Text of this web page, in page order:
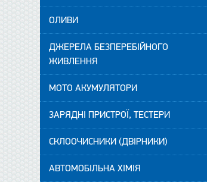
ОЛИВИ
ДЖЕРЕЛА БЕЗПЕРЕБІЙНОГО
ЖИВЛЕННЯ
МОТО АКУМУЛЯТОРИ
ЗАРЯДНІ ПРИСТРОЇ, ТЕСТЕРИ
СКЛООЧИСНИКИ (ДВІРНИКИ)
АВТОМОБІЛЬНА ХІМІЯ